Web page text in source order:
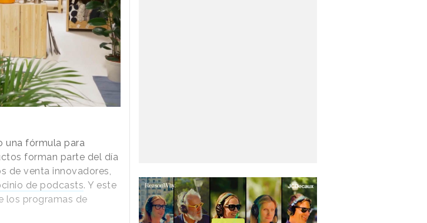
una fórmula para
forman parte del día
de venta innovadores,
de podcasts. Y este
los programas de